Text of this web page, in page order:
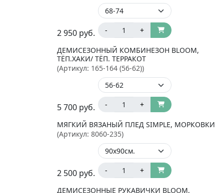
2 950 руб. - +
ДЕМИСЕЗОННЫЙ КОМБИНЕЗОН BLOOM,
ТЁП.ХАКИ/ ТЁП. ТЕРРАКОТ
(Артикул: 165-164 (56-62))
5 700 руб. - +
МЯГКИЙ ВЯЗАНЫЙ ПЛЕД SIMPLE, МОРКОВКИ
(Артикул: 8060-235)
2 500 руб. - +
ДЕМИСЕЗОННЫЕ РУКАВИЧКИ BLOOM,